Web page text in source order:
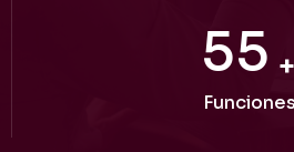
60 +
Funciones